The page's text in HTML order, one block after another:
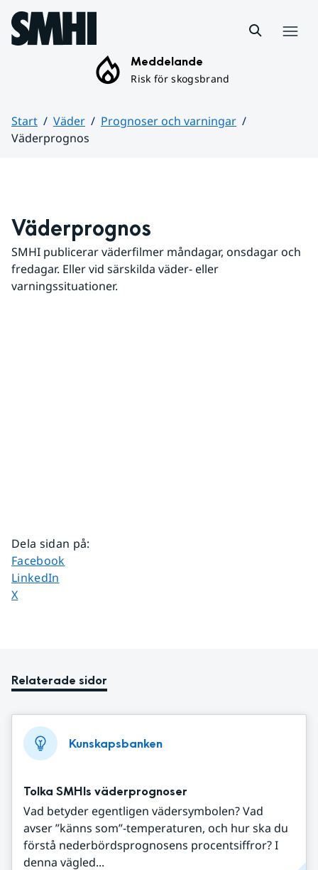
Hoppa till sidans innehåll
Meddelande
Risk för skogsbrand
Start Väder
Prognoser och varningar
Väderprognos
Väderprognos
SMHI publicerar väderfilmer måndagar, onsdagar och
fredagar. Eller vid särskilda väder- eller
varningssituationer.
Dela sidan på:
Dela sidan på
Facebook
Dela sidan på
LinkedIn
Dela sidan på
X
Relaterade sidor
Kunskapsbanken
Tolka SMHIs väderprognoser
Vad betyder egentligen vädersymbolen? Vad
avser ”känns som”-temperaturen, och hur ska du
förstå nederbördsprognosens procentsiffror? I
denna vägled...